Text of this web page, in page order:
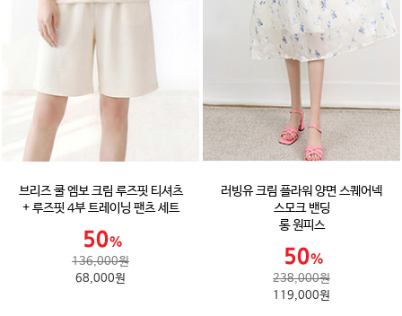
브리즈 쿨 엠보 크림 루즈핏 티셔츠
+ 루즈핏 4부 트레이닝 팬츠 세트
136,000원
68,000원
러빙유 크림 플라워 양면 스퀘어넥
스모크 밴딩
롱 원피스
238,000원
119,000원